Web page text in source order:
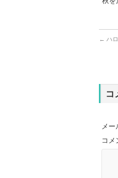
← ハ
コ
メ
コメ